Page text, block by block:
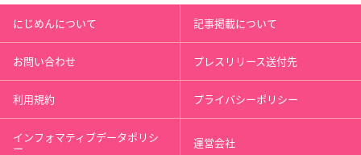
にじめんについて 記事掲載について
お問い合わせ プレスリリース送付先
利用規約 プライバシーポリシー
インフォマティブデータポリシ
ー 運営会社